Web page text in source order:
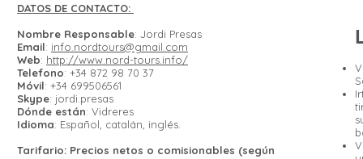
DATOS DE CONTACTO:
Nombre Responsable: Jordi Presas
Email: info.nordtours@gmail.com
Web: http://www.nord-tours.info/
Telefono: +34 872 98 70 37
Móvil: +34 699506561
Skype: jordi.presas
Dónde están: Vidreres
Idioma: Español, catalán, inglés.
Tarifario: Precios netos o comisionables (según